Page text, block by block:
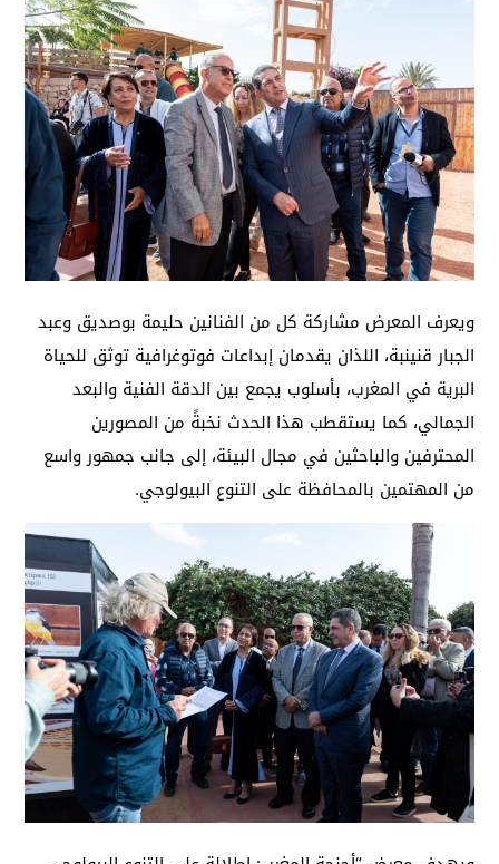
ويعرف المعرض مشاركة كل من الفنانين حليمة بوصديق وعبد
الجبار قنينبة، اللذان يقدمان إبداعات فوتوغرافية توثق للحياة
البرية في المغرب، بأسلوب يجمع بين الدقة الفنية والبعد
الجمالي، كما يستقطب هذا الحدث نخبةً من المصورين
المحترفين والباحثين في مجال البيئة، إلى جانب جمهور واسع
من المهتمين بالمحافظة على التنوع البيولوجي.